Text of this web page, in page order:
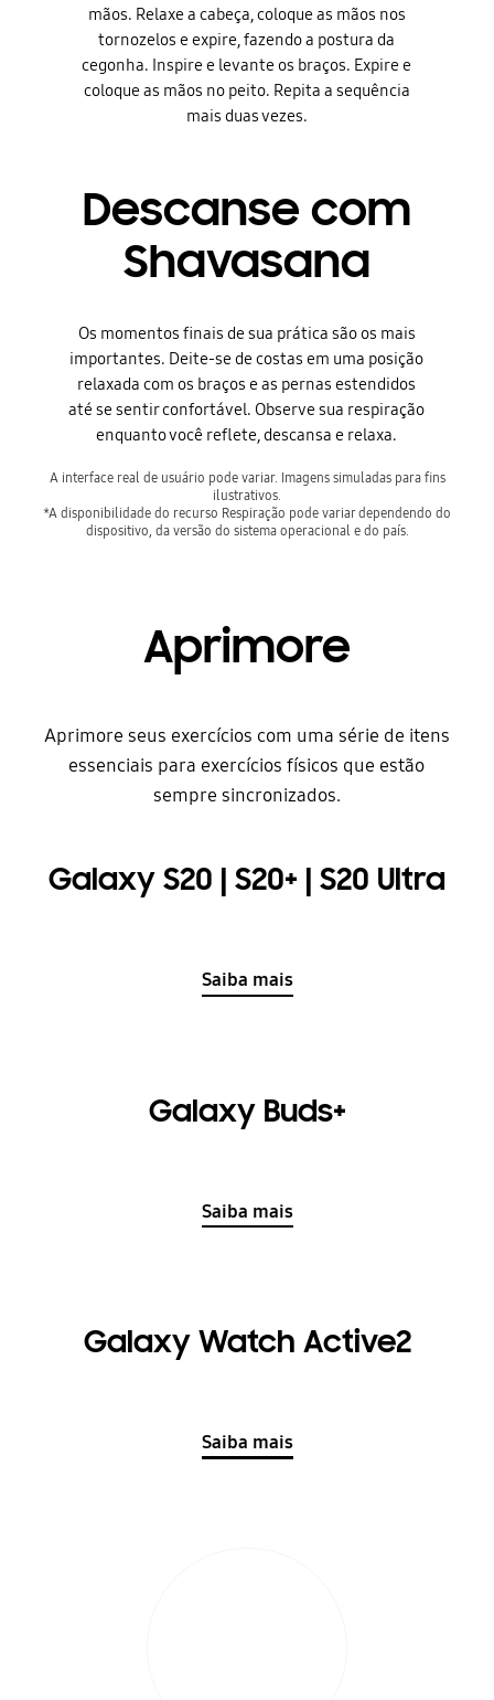
mãos. Relaxe a cabeça, coloque as mãos nos
tornozelos e expire, fazendo a postura da
cegonha. Inspire e levante os braços. Expire e
coloque as mãos no peito. Repita a sequência
mais duas vezes.
Descanse com
Shavasana
Os momentos finais de sua prática são os mais
importantes. Deite-se de costas em uma posição
relaxada com os braços e as pernas estendidos
até se sentir confortável. Observe sua respiração
enquanto você reflete, descansa e relaxa.
A interface real de usuário pode variar. Imagens simuladas para fins
ilustrativos.
*A disponibilidade do recurso Respiração pode variar dependendo do
dispositivo, da versão do sistema operacional e do país.
Aprimore
Aprimore seus exercícios com uma série de itens
essenciais para exercícios físicos que estão
sempre sincronizados.
Galaxy S20 | S20+ | S20 Ultra
Saiba mais
Galaxy Buds+
Saiba mais
Galaxy Watch Active2
Saiba mais